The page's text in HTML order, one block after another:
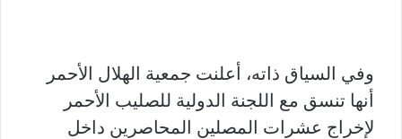
وفي السياق ذاته، أعلنت جمعية الهلال الأحمر
أنها تنسق مع اللجنة الدولية للصليب الأحمر
لإخراج عشرات المصلين المحاصرين داخل